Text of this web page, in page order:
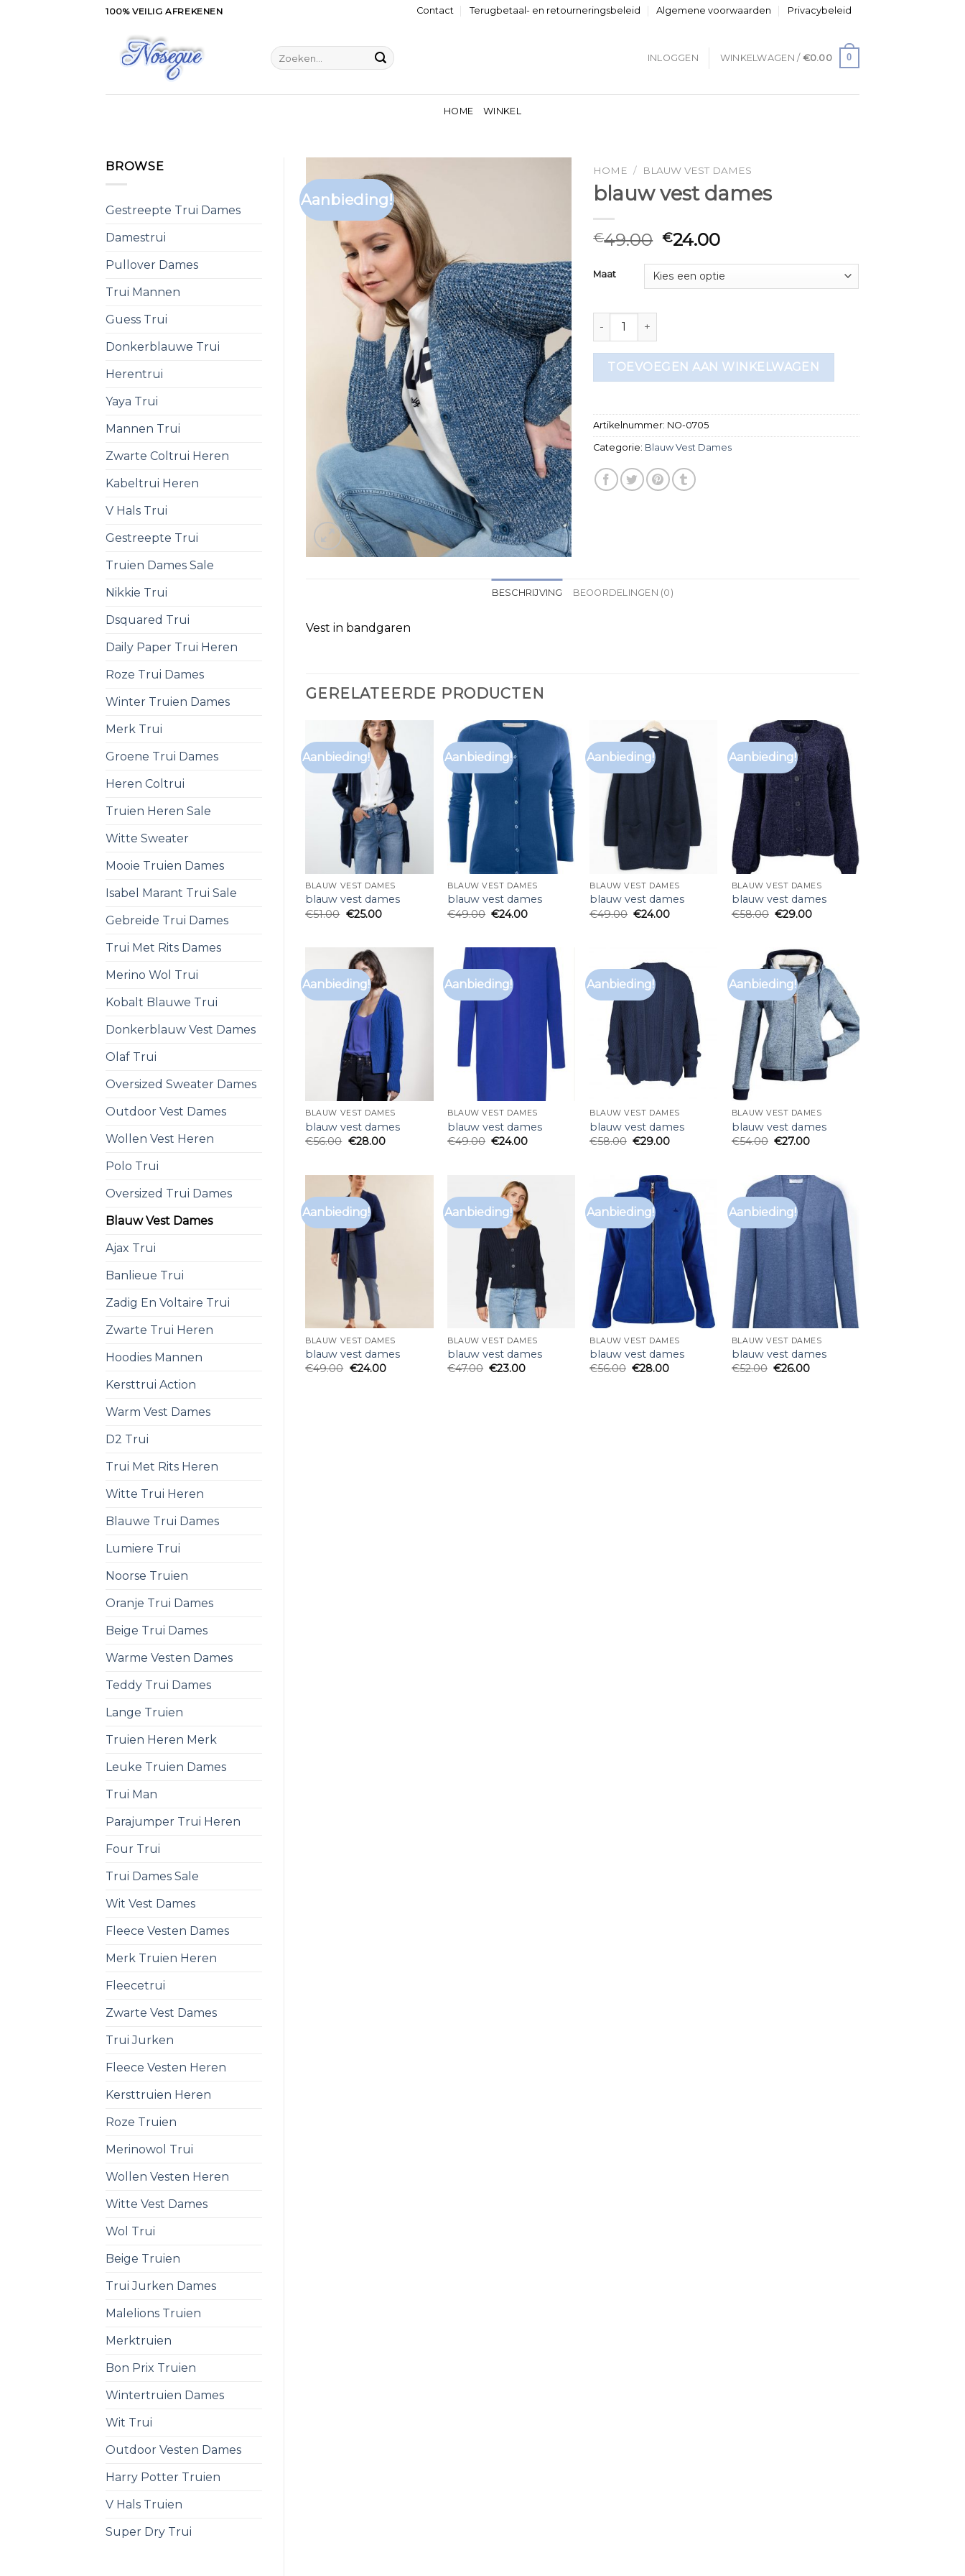
100% VEILIG AFREKENEN Contact Terugbetaal- en retourneringsbeleid Algemene voorwaarden Privacybeleid
Zoeken
naar:
INLOGGEN WINKELWAGEN / €0.00 0
HOME WINKEL
BROWSE
Gestreepte Trui Dames
Damestrui
Pullover Dames
Trui Mannen
Guess Trui
Donkerblauwe Trui
Herentrui
Yaya Trui
Mannen Trui
Zwarte Coltrui Heren
Kabeltrui Heren
V Hals Trui
Gestreepte Trui
Truien Dames Sale
Nikkie Trui
Dsquared Trui
Daily Paper Trui Heren
Roze Trui Dames
Winter Truien Dames
Merk Trui
Groene Trui Dames
Heren Coltrui
Truien Heren Sale
Witte Sweater
Mooie Truien Dames
Isabel Marant Trui Sale
Gebreide Trui Dames
Trui Met Rits Dames
Merino Wol Trui
Kobalt Blauwe Trui
Donkerblauw Vest Dames
Olaf Trui
Oversized Sweater Dames
Outdoor Vest Dames
Wollen Vest Heren
Polo Trui
Oversized Trui Dames
Blauw Vest Dames
Ajax Trui
Banlieue Trui
Zadig En Voltaire Trui
Zwarte Trui Heren
Hoodies Mannen
Kersttrui Action
Warm Vest Dames
D2 Trui
Trui Met Rits Heren
Witte Trui Heren
Blauwe Trui Dames
Lumiere Trui
Noorse Truien
Oranje Trui Dames
Beige Trui Dames
Warme Vesten Dames
Teddy Trui Dames
Lange Truien
Truien Heren Merk
Leuke Truien Dames
Trui Man
Parajumper Trui Heren
Four Trui
Trui Dames Sale
Wit Vest Dames
Fleece Vesten Dames
Merk Truien Heren
Fleecetrui
Zwarte Vest Dames
Trui Jurken
Fleece Vesten Heren
Kersttruien Heren
Roze Truien
Merinowol Trui
Wollen Vesten Heren
Witte Vest Dames
Wol Trui
Beige Truien
Trui Jurken Dames
Malelions Truien
Merktruien
Bon Prix Truien
Wintertruien Dames
Wit Trui
Outdoor Vesten Dames
Harry Potter Truien
V Hals Truien
Super Dry Trui
Aanbieding!
HOME / BLAUW VEST DAMES
blauw vest dames
€49.00 €24.00
Maat
blauw vest dames aantal
TOEVOEGEN AAN WINKELWAGEN
Artikelnummer: NO-0705
Categorie: Blauw Vest Dames
BESCHRIJVING BEOORDELINGEN (0)
Vest in bandgaren
GERELATEERDE PRODUCTEN
Aanbieding!
BLAUW VEST DAMES
blauw vest dames
€51.00 €25.00
Aanbieding!
BLAUW VEST DAMES
blauw vest dames
€49.00 €24.00
Aanbieding!
BLAUW VEST DAMES
blauw vest dames
€49.00 €24.00
Aanbieding!
BLAUW VEST DAMES
blauw vest dames
€58.00 €29.00
Aanbieding!
BLAUW VEST DAMES
blauw vest dames
€56.00 €28.00
Aanbieding!
BLAUW VEST DAMES
blauw vest dames
€49.00 €24.00
Aanbieding!
BLAUW VEST DAMES
blauw vest dames
€58.00 €29.00
Aanbieding!
BLAUW VEST DAMES
blauw vest dames
€54.00 €27.00
Aanbieding!
BLAUW VEST DAMES
blauw vest dames
€49.00 €24.00
Aanbieding!
BLAUW VEST DAMES
blauw vest dames
€47.00 €23.00
Aanbieding!
BLAUW VEST DAMES
blauw vest dames
€56.00 €28.00
Aanbieding!
BLAUW VEST DAMES
blauw vest dames
€52.00 €26.00